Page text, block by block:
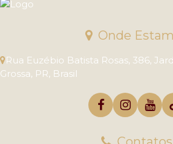
Onde
Rua Euzébio Batista Rosas, 386,
Grossa, PR, Brasil